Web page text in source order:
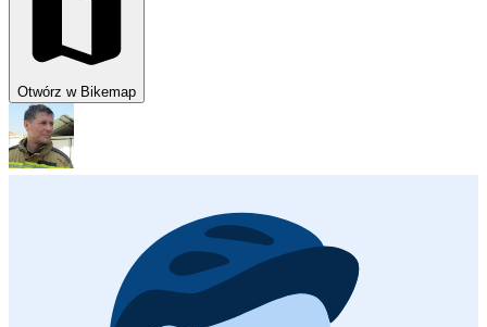
Otwórz w Bikemap